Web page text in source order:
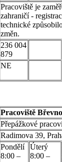
Pracoviště je
zahraničí -
technické
změn.
236 004
879
NE
Pracoviště
Přepážkové
Radimova 39,
Pondělí
8:00 –
Úterý
8:00 –